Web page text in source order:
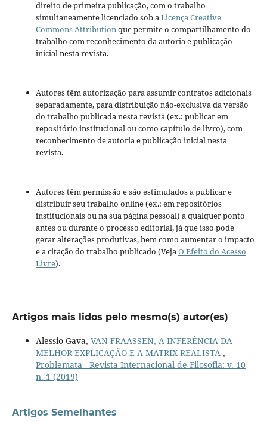
direito de primeira publicação, com o trabalho
simultaneamente licenciado sob aLicença Creative
Commons Attributionque permite o compartilhamento do
trabalho com reconhecimento da autoria e publicação
inicial nesta revista.
Autores têm autorização para assumir contratos adicionais
separadamente, para distribuição não-exclusiva da versão
do trabalho publicada nesta revista (ex.: publicar em
repositório institucional ou como capítulo de livro), com
reconhecimento de autoria e publicação inicial nesta
revista.
Autores têm permissão e são estimulados a publicar e
distribuir seu trabalho online (ex.: em repositórios
institucionais ou na sua página pessoal) a qualquer ponto
antes ou durante o processo editorial, já que isso pode
gerar alterações produtivas, bem como aumentar o impacto
e a citação do trabalho publicado (VejaO Efeito do Acesso
Livre).
Artigos mais lidos pelo mesmo(s) autor(es)
Alessio Gava, VAN FRAASSEN, A INFERÊNCIA DA
MELHOR EXPLICAÇÃO E A MATRIX REALISTA ,
Problemata - Revista Internacional de Filosofia: v. 10
n. 1 (2019)
Artigos Semelhantes